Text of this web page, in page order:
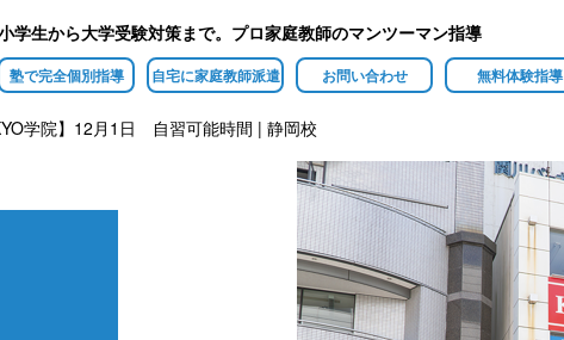
学生から大学受験対策まで。プロ家庭教師のマンツーマン指導
塾で完全個別指導 自宅に家庭教師派遣 お問い合わせ 無料体験指導
学院】12月1日 自習可能時間 | 静岡校